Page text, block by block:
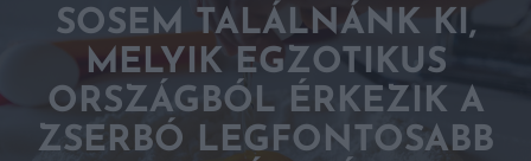
SOSEM TALÁLNÁNK KI,
MELYIK EGZOTIKUS
ORSZÁGBÓL ÉRKEZIK A
ZSERBÓ LEGFONTOSABB